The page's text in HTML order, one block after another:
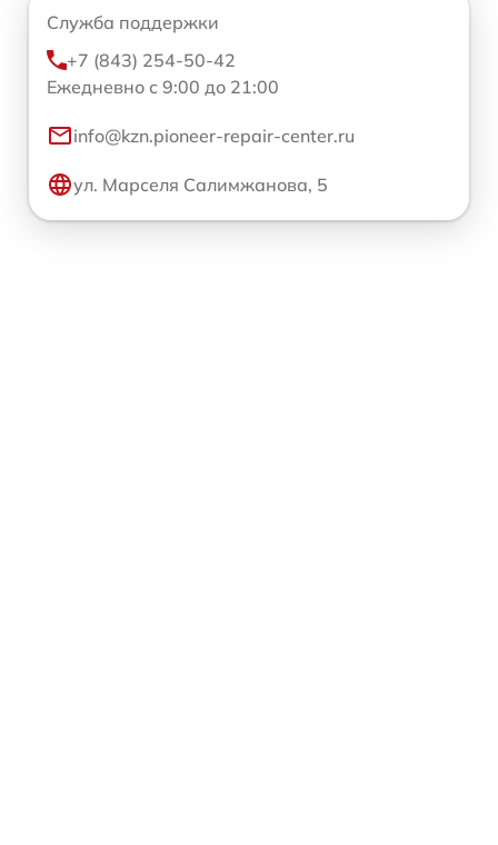
Служба поддержки
+7 (843) 254-50-42
Ежедневно с 9:00 до 21:00
info@kzn.pioneer-repair-center.ru
ул. Марселя Салимжанова, 5